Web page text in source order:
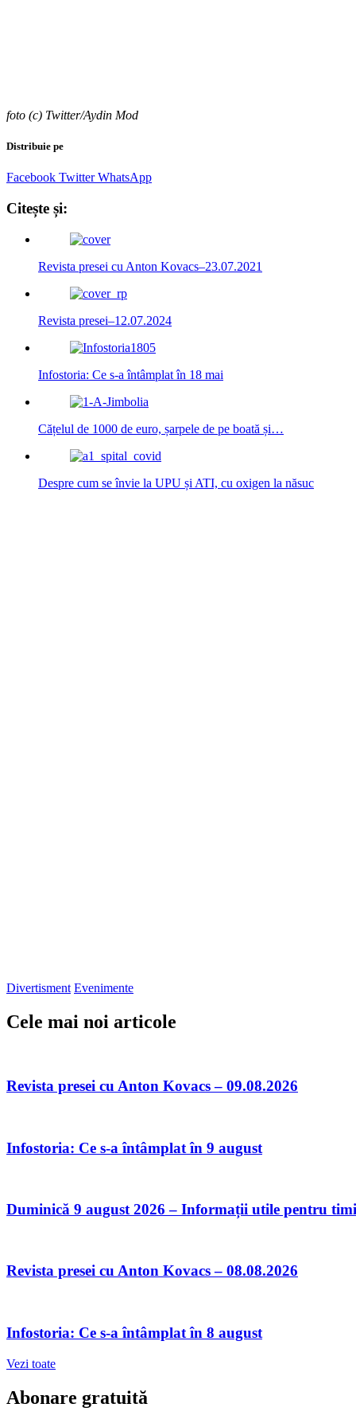
foto (c) Twitter/Aydin Mod
Distribuie pe
Facebook Twitter WhatsApp
Citește și:
Revista presei cu Anton Kovacs–23.07.2021
Revista presei–12.07.2024
Infostoria: Ce s-a întâmplat în 18 mai
Cățelul de 1000 de euro, șarpele de pe boată și…
Despre cum se învie la UPU și ATI, cu oxigen la năsuc
Divertisment Evenimente
Cele mai noi articole
Revista presei cu Anton Kovacs – 09.08.2026
Infostoria: Ce s-a întâmplat în 9 august
Duminică 9 august 2026 – Informații utile pentru
Revista presei cu Anton Kovacs – 08.08.2026
Infostoria: Ce s-a întâmplat în 8 august
Vezi toate
Abonare gratuită